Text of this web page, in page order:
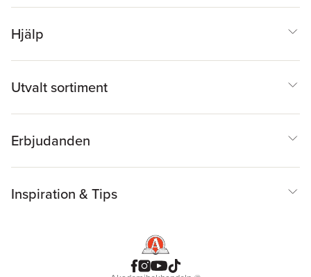
Hjälp
Utvalt sortiment
Erbjudanden
Inspiration & Tips